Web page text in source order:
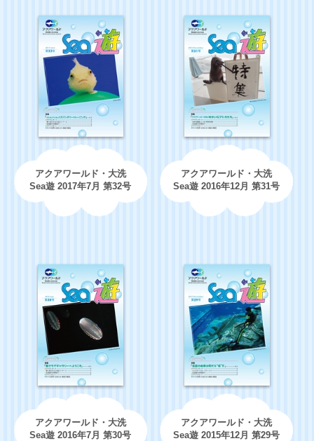
アクアワールド・大洗
Sea遊 2017年7月 第32号
アクアワールド・大洗
Sea遊 2016年12月 第31号
アクアワールド・大洗
Sea遊 2016年7月 第30号
アクアワールド・大洗
Sea遊 2015年12月 第29号